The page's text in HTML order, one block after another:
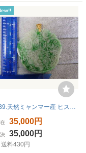
139.天然ミャンマー産 ヒスイ A貨 K9 トップ
35,000円
35,000円
送料430円